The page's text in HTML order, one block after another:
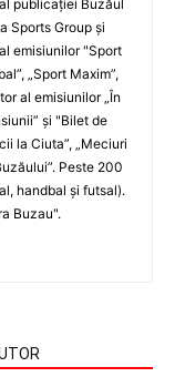
publicaţiei Buzăul
Sports Group şi
emisiunilor "Sport
„Sport Maxim”,
al emisiunilor „În
şi "Bilet de
la Ciuta”, „Meciuri
Peste 200
handbal şi futsal).
Buzau".